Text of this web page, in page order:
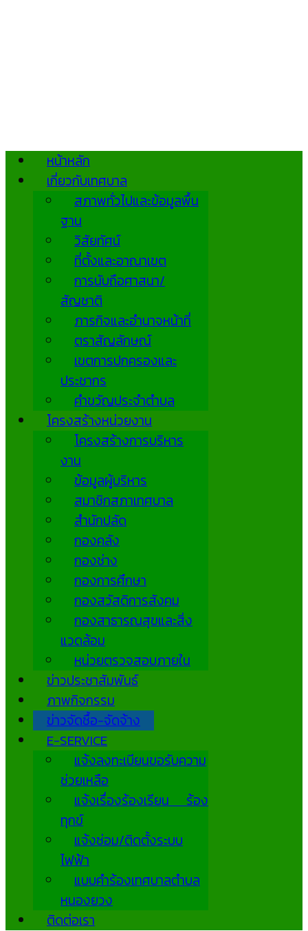
หน้าหลัก
เกี่ยวกับเทศบาล
สภาพทั่วไปและข้อมูลพื้น
ฐาน
วิสัยทัศน์
ที่ตั้งและอาณาเขต
การนับถือศาสนา/
สัญชาติ
ภารกิจและอำนาจหน้าที่
ตราสัญลักษณ์
เขตการปกครองและ
ประชากร
คำขวัญประจำตำบล
โครงสร้างหน่วยงาน
โครงสร้างการบริหาร
งาน
ข้อมูลผู้บริหาร
สมาชิกสภาเทศบาล
สำนักปลัด
กองคลัง
กองช่าง
กองการศึกษา
กองสวัสดิการสังคม
กองสาธารณสุขและสิ่ง
แวดล้อม
หน่วยตรวจสอบภายใน
ข่าวประชาสัมพันธ์
ภาพกิจกรรม
ข่าวจัดซื้อ-จัดจ้าง
E-SERVICE
แจ้งลงทะเบียนขอรับความ
ช่วยเหลือ
แจ้งเรื่องร้องเรียน ร้อง
ทุกข์
แจ้งซ่อม/ติดตั้งระบบ
ไฟฟ้า
แบบคำร้องเทศบาลตำบล
หนองยวง
ติดต่อเรา